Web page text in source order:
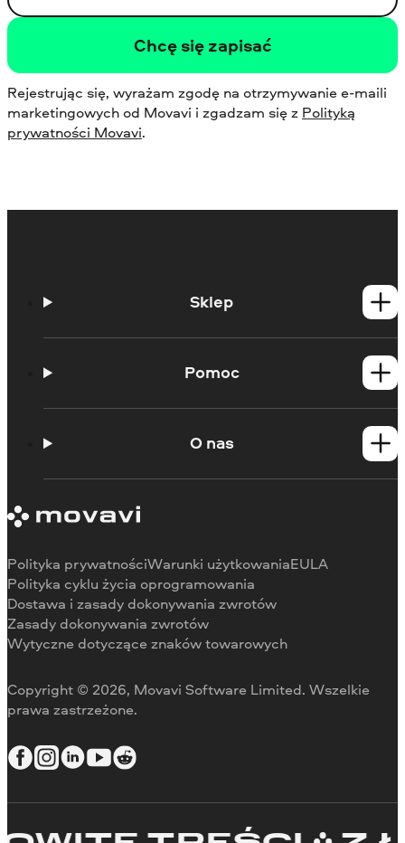
Chcę się zapisać
Rejestrując się, wyrażam zgodę na otrzymywanie e-maili
marketingowych od Movavi i zgadzam się z Polityką
prywatności Movavi.
Sklep
Produkty dla Mac
Pomoc
Portal edukacyjny
Ograniczenia wersji próbnej
Zwrot środków
O nas
Referencje
Dlaczego warto wybrać nas
Do pracy
Copyright © 2026, Movavi Software Limited. Wszelkie
prawa zastrzeżone.
Polityka prywatnościWarunki użytkowaniaEULA
Polityka cyklu życia oprogramowania
Dostawa i zasady dokonywania zwrotów
Zasady dokonywania zwrotów
Wytyczne dotyczące znaków towarowych